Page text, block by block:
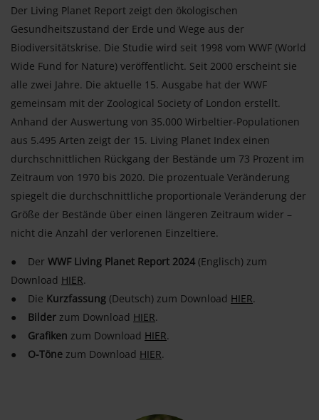
Der Living Planet Report zeigt den ökologischen
Gesundheitszustand der Erde und Wege aus der
Biodiversitätskrise. Die Studie wird seit 1998 vom WWF (World
Wide Fund for Nature) veröffentlicht. Seit 2000 erscheint sie
alle zwei Jahre. Die aktuelle 15. Ausgabe hat der WWF
gemeinsam mit der Zoological Society of London erstellt.
Anhand der Auswertung von 35.000 Wirbeltier-Populationen
aus 5.495 Arten zeigt der 15. Living Planet Index einen
durchschnittlichen Rückgang der Bestände um 73 Prozent im
Zeitraum von 1970 bis 2020. Die prozentuale Veränderung
spiegelt die durchschnittliche proportionale Veränderung der
Größe der Bestände über einen längeren Zeitraum wider –
nicht die Anzahl der verlorenen Einzeltiere.
● Der WWF Living Planet Report 2024 (Englisch) zum
Download HIER.
● Die Kurzfassung (Deutsch) zum Download HIER.
● Bilder zum Download HIER.
● Grafiken zum Download HIER.
●
O-Töne zum Download HIER.